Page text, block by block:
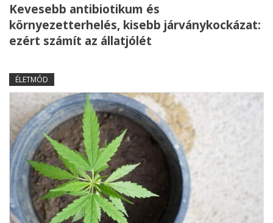
Kevesebb antibiotikum és
környezetterhelés, kisebb járványkockázat:
ezért számít az állatjólét
ÉLETMÓD